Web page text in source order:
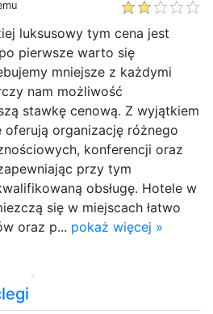
luksusowy tym cena jest
pierwsze warto się
mniejsze z każdymi
nam możliwość
stawkę cenową. Z wyjątkiem
organizację różnego
konferencji oraz
przy tym
obsługę. Hotele w
się w miejscach łatwo
oraz p... pokaż więcej »